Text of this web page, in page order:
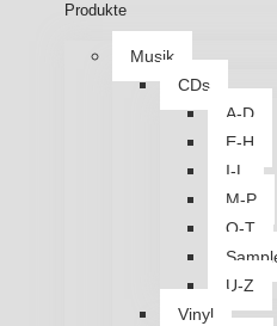
Produkte
Musik
CDs
A-D
E-H
I-L
M-P
Q-T
U-Z
Vinyl